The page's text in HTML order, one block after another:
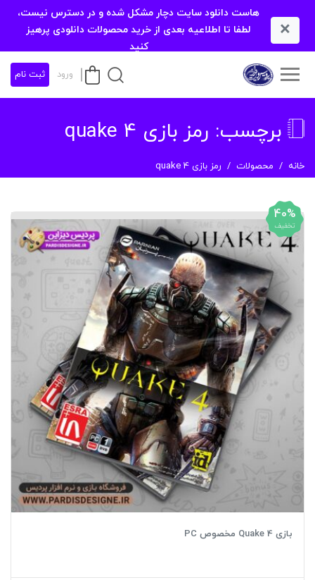
×
هاست دانلود سایت دچار مشکل شده و در دسترس نیست،
لطفا تا اطلاعیه بعدی از خرید محصولات دانلودی پرهیز
کنید
ورود ثبت نام
برچسب: رمز بازی quake 4
خانه محصولات رمز بازی quake 4
40%
تخفیف
بازی Quake 4 مخصوص PC